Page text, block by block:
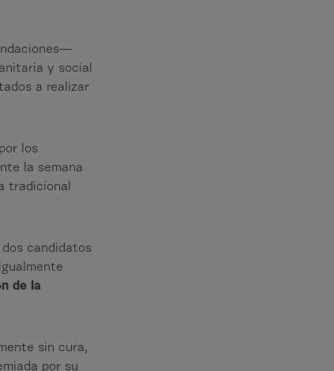
y social
a realizar
los
la semana
tradicional
candidatos
de la
sin cura,
por su